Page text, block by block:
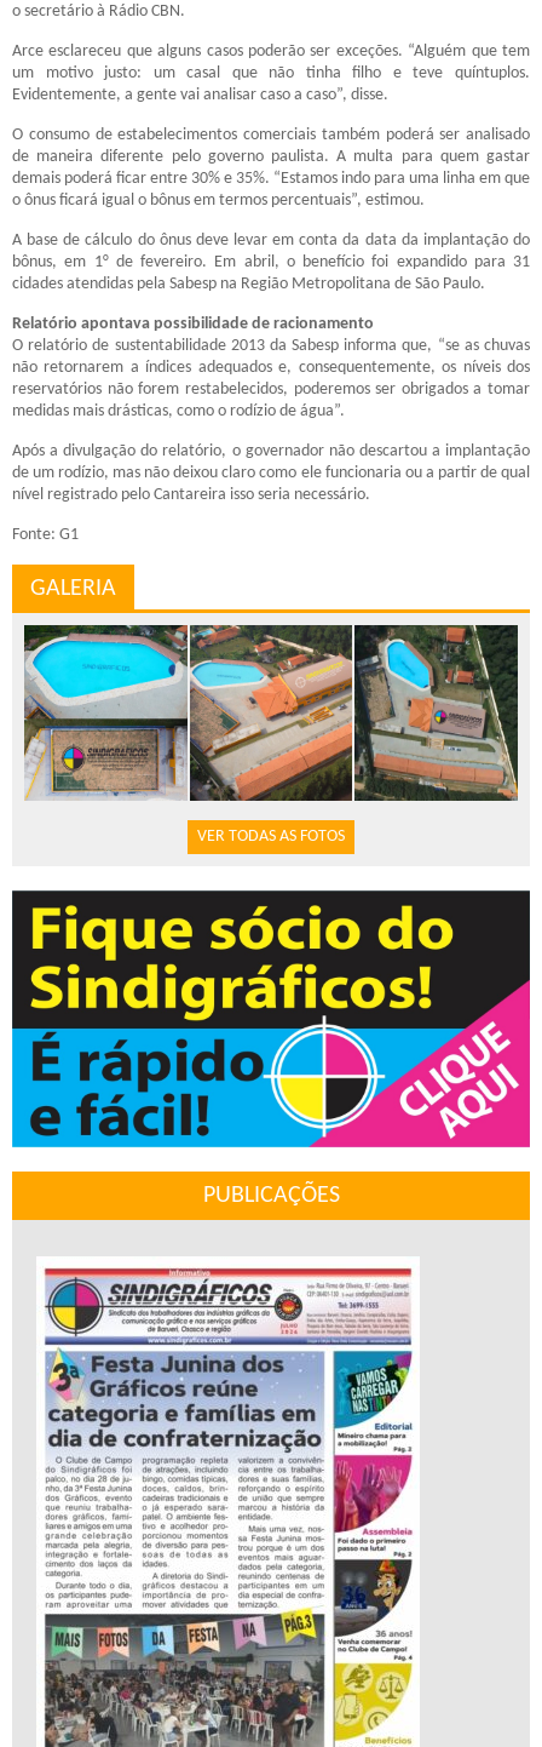
o secretário à Rádio CBN.
Arce esclareceu que alguns casos poderão ser exceções. “Alguém que tem
um motivo justo: um casal que não tinha filho e teve quíntuplos.
Evidentemente, a gente vai analisar caso a caso”, disse.
O consumo de estabelecimentos comerciais também poderá ser analisado
de maneira diferente pelo governo paulista. A multa para quem gastar
demais poderá ficar entre 30% e 35%. “Estamos indo para uma linha em que
o ônus ficará igual o bônus em termos percentuais”, estimou.
A base de cálculo do ônus deve levar em conta da data da implantação do
bônus, em 1° de fevereiro. Em abril, o benefício foi expandido para 31
cidades atendidas pela Sabesp na Região Metropolitana de São Paulo.
Relatório apontava possibilidade de racionamento
O relatório de sustentabilidade 2013 da Sabesp informa que, “se as chuvas
não retornarem a índices adequados e, consequentemente, os níveis dos
reservatórios não forem restabelecidos, poderemos ser obrigados a tomar
medidas mais drásticas, como o rodízio de água”.
Após a divulgação do relatório, o governador não descartou a implantação
de um rodízio, mas não deixou claro como ele funcionaria ou a partir de qual
nível registrado pelo Cantareira isso seria necessário.
Fonte: G1
GALERIA
VER TODAS AS FOTOS
PUBLICAÇÕES